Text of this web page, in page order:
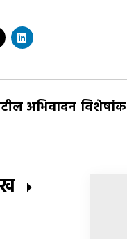
अभिवादन विशेषांक